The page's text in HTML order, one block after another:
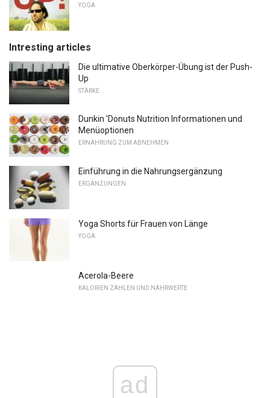
YOGA
Intresting articles
Die ultimative Oberkörper-Übung ist der Push-
Up
STÄRKE
Dunkin 'Donuts Nutrition Informationen und
Menüoptionen
ERNÄHRUNG ZUM ABNEHMEN
Einführung in die Nahrungsergänzung
ERGÄNZUNGEN
Yoga Shorts für Frauen von Länge
YOGA
Acerola-Beere
KALORIEN ZÄHLEN UND NÄHRWERTE
ad